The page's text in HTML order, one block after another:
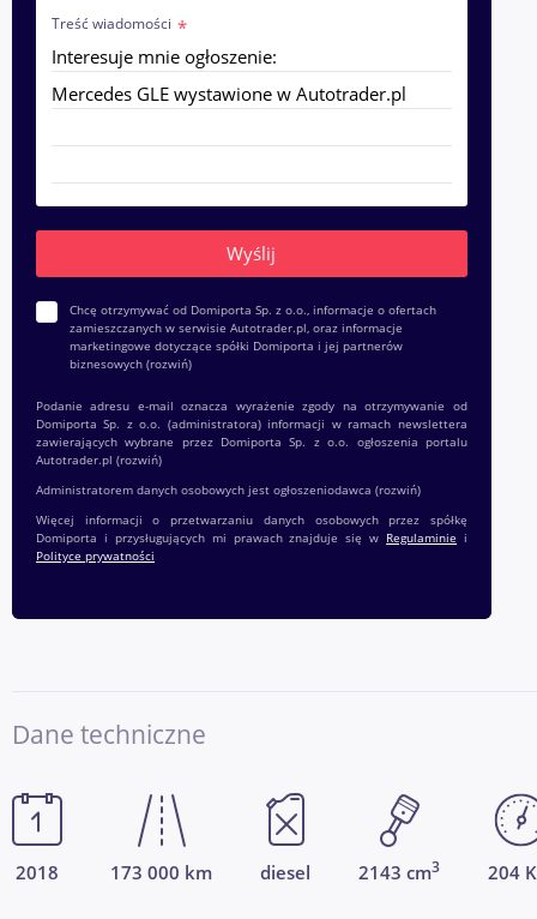
Treść wiadomości
Chcę otrzymywać od Domiporta Sp. z o.o., informacje o ofertach
zamieszczanych w serwisie Autotrader.pl, oraz informacje
marketingowe dotyczące spółki Domiporta i jej partnerów
biznesowych (rozwiń)
Podanie adresu e-mail oznacza wyrażenie zgody na otrzymywanie od
Domiporta Sp. z o.o. (administratora) informacji w ramach newslettera
zawierających wybrane przez Domiporta Sp. z o.o. ogłoszenia portalu
Autotrader.pl (rozwiń)
Administratorem danych osobowych jest ogłoszeniodawca (rozwiń)
Więcej informacji o przetwarzaniu danych osobowych przez spółkę
Domiporta i przysługujących mi prawach znajduje się w Regulaminie i
Polityce prywatności
Dane techniczne
2018 173 000 km diesel 2143 cm3 204